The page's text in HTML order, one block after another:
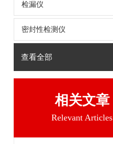
检漏仪
密封性检测仪
查看全部
相关文章
Relevant Articles